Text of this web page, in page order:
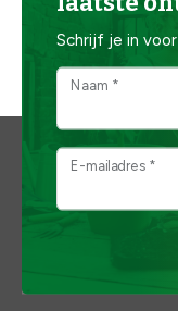
Schrijf je in
Naam *
E-mailadres *